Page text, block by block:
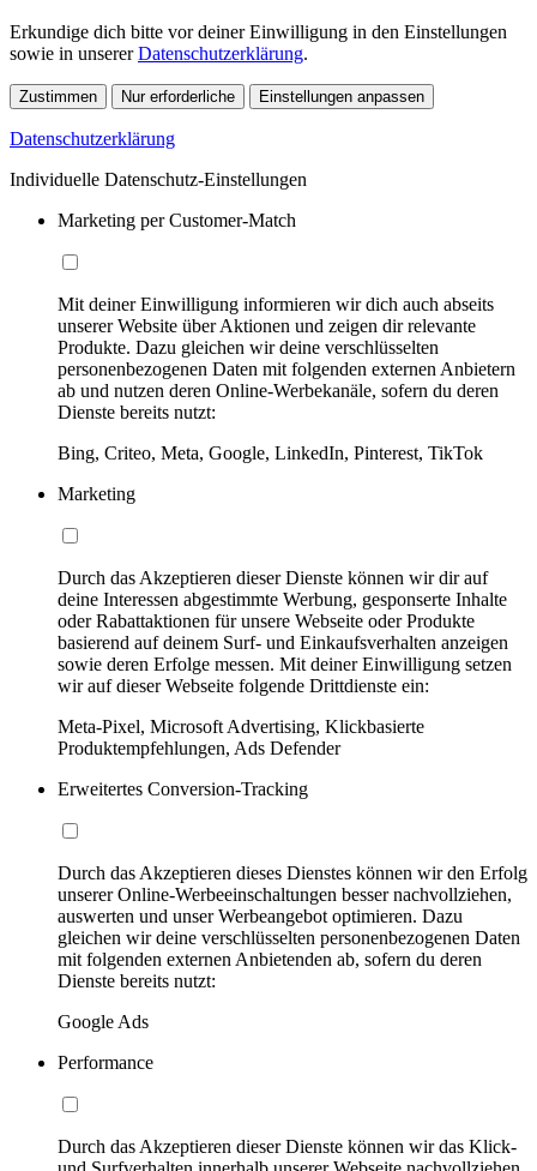
Erkundige dich bitte vor deiner Einwilligung in den Einstellungen
sowie in unsererDatenschutzerklärung.
Zustimmen Nur erforderliche Einstellungen anpassen
Datenschutzerklärung
Individuelle Datenschutz-Einstellungen
Marketing per Customer-Match
Mit deiner Einwilligung informieren wir dich auch abseits
unserer Website über Aktionen und zeigen dir relevante
Produkte. Dazu gleichen wir deine verschlüsselten
personenbezogenen Daten mit folgenden externen Anbietern
ab und nutzen deren Online-Werbekanäle, sofern du deren
Dienste bereits nutzt:
Bing, Criteo, Meta, Google, LinkedIn, Pinterest, TikTok
Marketing
Durch das Akzeptieren dieser Dienste können wir dir auf
deine Interessen abgestimmte Werbung, gesponserte Inhalte
oder Rabattaktionen für unsere Webseite oder Produkte
basierend auf deinem Surf- und Einkaufsverhalten anzeigen
sowie deren Erfolge messen. Mit deiner Einwilligung setzen
wir auf dieser Webseite folgende Drittdienste ein:
Meta-Pixel, Microsoft Advertising, Klickbasierte
Produktempfehlungen, Ads Defender
Erweitertes Conversion-Tracking
Durch das Akzeptieren dieses Dienstes können wir den Erfolg
unserer Online-Werbeeinschaltungen besser nachvollziehen,
auswerten und unser Werbeangebot optimieren. Dazu
gleichen wir deine verschlüsselten personenbezogenen Daten
mit folgenden externen Anbietenden ab, sofern du deren
Dienste bereits nutzt:
Google Ads
Performance
Durch das Akzeptieren dieser Dienste können wir das Klick-